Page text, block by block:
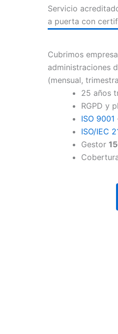
Servicio
a puerta con
Cubrimos
administraciones
(mensual,
25 años
RGPD y
ISO 9001 ·
ISO/IEC
Gestor